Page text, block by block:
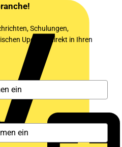
Schulungen,
Updates direkt in Ihren